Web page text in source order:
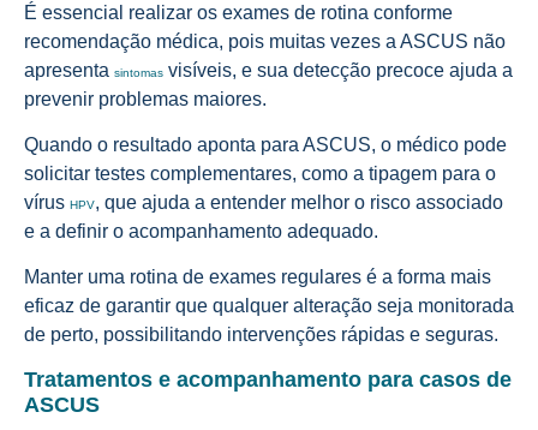
É essencial realizar os exames de rotina conforme
recomendação médica, pois muitas vezes a ASCUS não
apresenta sintomas visíveis, e sua detecção precoce ajuda a
prevenir problemas maiores.
Quando o resultado aponta para ASCUS, o médico pode
solicitar testes complementares, como a tipagem para o
vírus HPV, que ajuda a entender melhor o risco associado
e a definir o acompanhamento adequado.
Manter uma rotina de exames regulares é a forma mais
eficaz de garantir que qualquer alteração seja monitorada
de perto, possibilitando intervenções rápidas e seguras.
Tratamentos e acompanhamento para casos de
ASCUS